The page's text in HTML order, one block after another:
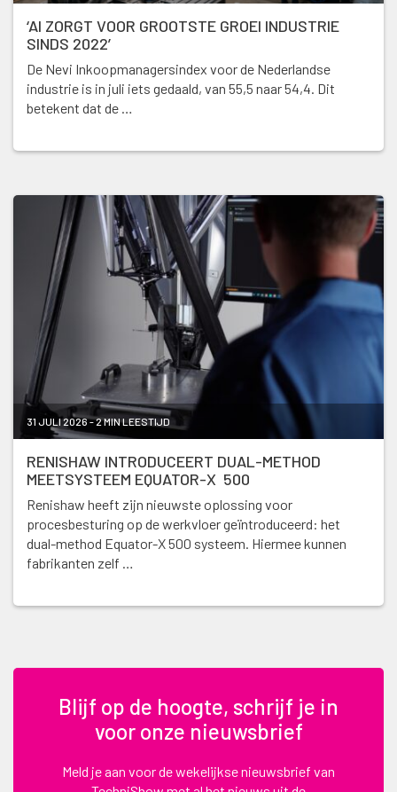
‘AI ZORGT VOOR GROOTSTE GROEI INDUSTRIE
SINDS 2022’
De Nevi Inkoopmanagersindex voor de Nederlandse
industrie is in juli iets gedaald, van 55,5 naar 54,4. Dit
betekent dat de …
31 JULI 2026 - 2 MIN LEESTIJD
RENISHAW INTRODUCEERT DUAL-METHOD
MEETSYSTEEM EQUATOR-X 500
Renishaw heeft zijn nieuwste oplossing voor
procesbesturing op de werkvloer geïntroduceerd: het
dual-method Equator-X 500 systeem. Hiermee kunnen
fabrikanten zelf …
Blijf op de hoogte, schrijf je in
voor onze nieuwsbrief
Meld je aan voor de wekelijkse nieuwsbrief van